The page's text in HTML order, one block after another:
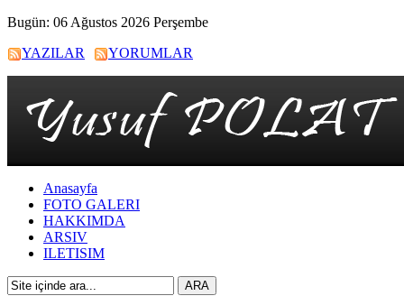
Bugün: 06 Ağustos 2026 Perşembe
YAZILAR
YORUMLAR
Anasayfa
FOTO GALERI
HAKKIMDA
ARSIV
ILETISIM